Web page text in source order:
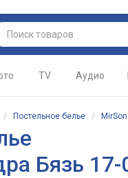
TV Аудио
/ Постельное белье / MirSon
Бязь